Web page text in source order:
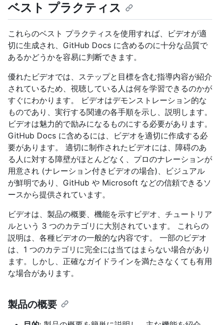
ベスト プラクティス
これらのベスト プラクティスを使用すれば、ビデオが適
切に生成され、GitHub Docs に含めるのに十分な品質で
あるかどうかを容易に判断できます。
優れたビデオでは、ステップと目標を含む指導内容が紹介
されているため、視聴している人は何を学習できるのかが
すぐにわかります。 ビデオはデモンストレーション的な
ものであり、実行する関連の各手順を示し、説明します。
ビデオは魅力的で励みになるものにする必要があります。
GitHub Docs に含めるには、ビデオを適切に作成する必
要があります。 適切に制作されたビデオには、障碍のあ
る人に対する障壁がほとんどなく、プロのナレーションが
用意され (ナレーション付きビデオの場合)、ビジュアル
が鮮明であり、GitHub や Microsoft などの信頼できるソ
ースから提供されています。
ビデオは、製品の概要、機能を示すビデオ、チュートリア
ルという 3 つのカテゴリに大別されています。 これらの
説明は、各種ビデオの一般的な内容です。 一部のビデオ
は、1 つのカテゴリに完全には当てはまらない場合があり
ます。しかし、正確なガイドラインを満たさなくても有用
な場合があります。
製品の概要